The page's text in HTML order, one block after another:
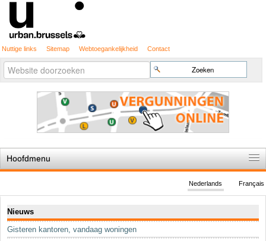
Nuttige links Sitemap Webtoegankelijkheid Contact
Zoek
Geavanceerd
zoeken...
Hoofdmenu
De spelregels
Stedenbouwkundige vergunning
Cartografie
Français
Nederlands
Nieuws
Gisteren kantoren, vandaag woningen